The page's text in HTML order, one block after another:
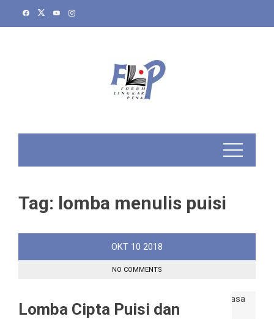
Tag: lomba menulis puisi
OKT 10 2018
NO COMMENTS
Lomba Cipta Puisi dan